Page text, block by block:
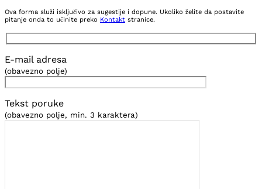
Ova forma služi isključivo za sugestije i dopune. Ukoliko želite da postavite
pitanje onda to učinite preko Kontakt stranice.
E-mail adresa
(obavezno polje)
Tekst poruke
(obavezno polje, min. 3 karaktera)